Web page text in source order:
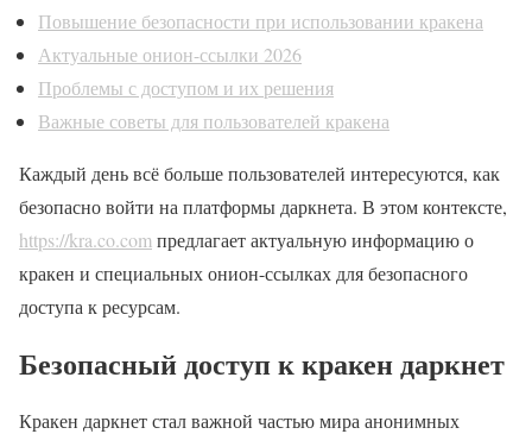
Повышение безопасности при использовании кракена
Актуальные онион-ссылки 2026
Проблемы с доступом и их решения
Важные советы для пользователей кракена
Каждый день всё больше пользователей интересуются, как
безопасно войти на платформы даркнета. В этом контексте,
https://kra.co.com предлагает актуальную информацию о
кракен и специальных онион-ссылках для безопасного
доступа к ресурсам.
Безопасный доступ к кракен даркнет
Кракен даркнет стал важной частью мира анонимных